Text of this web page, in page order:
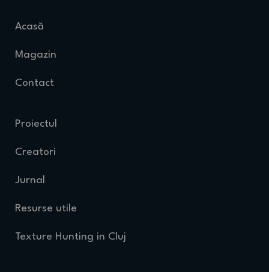
Acasă
Magazin
Contact
Proiectul
Creatori
Jurnal
Resurse utile
Texture Hunting in Cluj